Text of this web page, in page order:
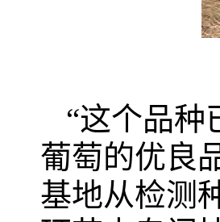
“这个品种
葡萄的优良
基地从检测